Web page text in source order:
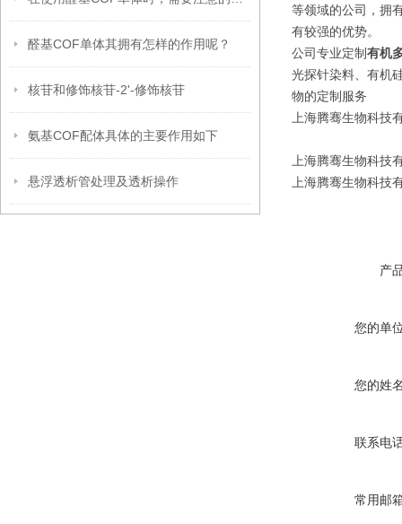
醛基COF单体其拥有怎样的作用呢？
核苷和修饰核苷-2'-修饰核苷
氨基COF配体具体的主要作用如下
悬浮透析管处理及透析操作
等领域的公司，拥
有较强的优势。
公司专业定制有机
光探针染料、有机
物的定制服务
上海腾骞生物科
上海腾骞生物科
上海腾骞生物科
产
您的单
您的姓
联系电
常用邮